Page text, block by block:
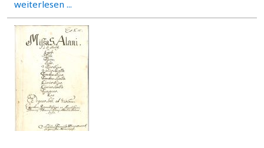
weiterlesen ...